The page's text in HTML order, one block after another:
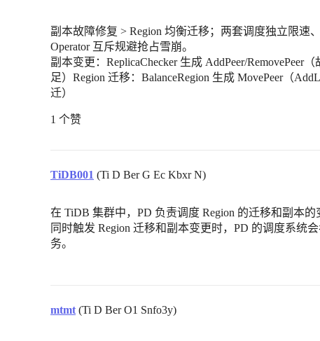
副本故障修复 > Region 均衡迁移；两套调度独立限速
Operator 互斥规避抢占雪崩。
副本变更：ReplicaChecker 生成 AddPeer/
足）Region 迁移：BalanceRegion 生成 MovePeer（
迁）
1 个赞
TiDB001 (Ti D Ber G Ec Kbxr N)
在 TiDB 集群中，PD 负责调度 Region 的迁移和副本
同时触发 Region 迁移和副本变更时，PD 的调度系统
务。
mtmt (Ti D Ber O1 Snfo3y)